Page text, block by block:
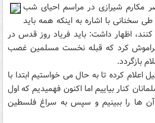
مکارم شیرازی در مراسم احیای شب
سخنانی با اشاره به اینکه همه باید
اظهار داشت: باید فریاد روز قدس در
فراموش کرد که قبله نخست مسلمین غصب
بازگردد.
اعلام کرده تا به حال می خواستیم ابتدا با
کنار بیاییم اما اکنون فهمیدیم که اول
آن ها را ببینیم و سپس به سراغ فلسطین